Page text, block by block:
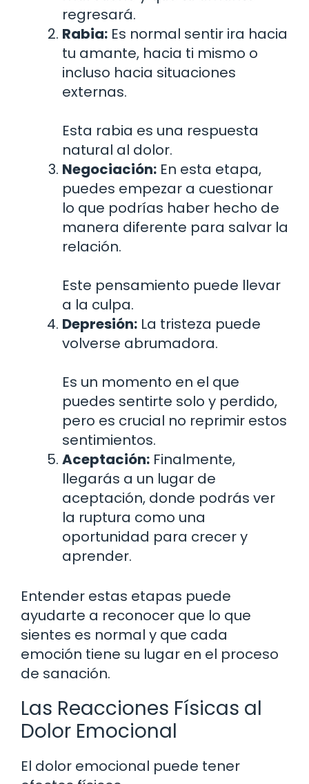
regresará.
Rabia: Es normal sentir ira hacia
tu amante, hacia ti mismo o
incluso hacia situaciones
externas.
Esta rabia es una respuesta
natural al dolor.
Negociación: En esta etapa,
puedes empezar a cuestionar
lo que podrías haber hecho de
manera diferente para salvar la
relación.
Este pensamiento puede llevar
a la culpa.
Depresión: La tristeza puede
volverse abrumadora.
Es un momento en el que
puedes sentirte solo y perdido,
pero es crucial no reprimir estos
sentimientos.
Aceptación: Finalmente,
llegarás a un lugar de
aceptación, donde podrás ver
la ruptura como una
oportunidad para crecer y
aprender.
Entender estas etapas puede
ayudarte a reconocer que lo que
sientes es normal y que cada
emoción tiene su lugar en el proceso
de sanación.
Las Reacciones Físicas al
Dolor Emocional
El dolor emocional puede tener